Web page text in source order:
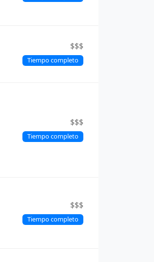
$$$
Tiempo completo
$$$
Tiempo completo
$$$
Tiempo completo